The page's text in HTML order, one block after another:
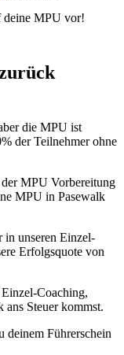
deine MPU vor!
die MPU ist
der Teilnehmer ohne
MPU Vorbereitung
MPU in Pasewalk
in unseren Einzel-
Erfolgsquote von
Coaching,
ans Steuer kommst.
deinem Führerschein